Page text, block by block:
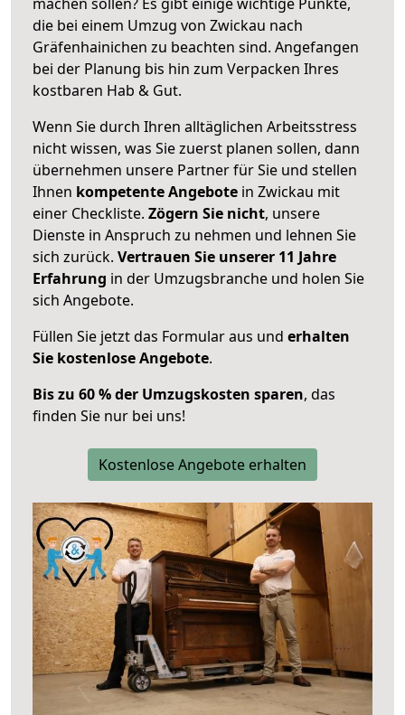
die bei einem Umzug von Zwickau nach
Gräfenhainichen zu beachten sind. Angefangen
bei der Planung bis hin zum Verpacken Ihres
kostbaren Hab & Gut.
Wenn Sie durch Ihren alltäglichen Arbeitsstress
nicht wissen, was Sie zuerst planen sollen, dann
übernehmen unsere Partner für Sie und stellen
Ihnen kompetente Angebote in Zwickau mit
einer Checkliste. Zögern Sie nicht, unsere
Dienste in Anspruch zu nehmen und lehnen Sie
sich zurück. Vertrauen Sie unserer 11 Jahre
Erfahrung in der Umzugsbranche und holen Sie
sich Angebote.
Füllen Sie jetzt das Formular aus und erhalten
Sie kostenlose Angebote.
Bis zu 60 % der Umzugskosten sparen, das
finden Sie nur bei uns!
Kostenlose Angebote erhalten